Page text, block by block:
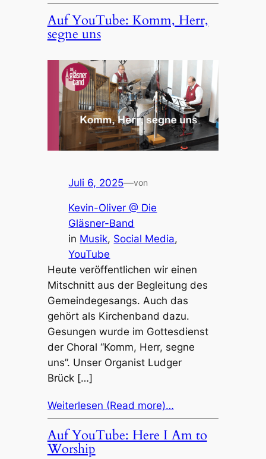
Auf YouTube: Komm, Herr,
segne uns
Juli 6, 2025—von
Kevin-Oliver @ Die
Gläsner-Band
in Musik, Social Media
YouTube
Heute veröf­fent­li­chen wir einen
Mitschnitt aus der Beglei­tung des
Gemein­de­ge­sangs. Auch das
gehört als Kirchen­band dazu.
Gesun­gen wurde im Gottes­dienst
der Choral “Komm, Herr, segne
uns”. Unser Orga­nist Ludger
Brück […]
Weiterlesen (Read more)…
Auf YouTube: Here I Am to
Worship